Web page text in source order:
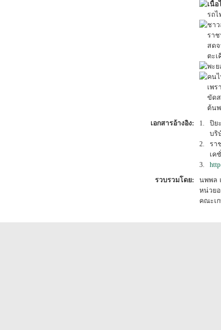
เนื้อ
รถ
ชา
รา
สด
ตะเ
พะย
คน
เพ
ขัดส
ต้น
เอกสารอ้างอิง: 1.
ปิย
บริ
2.
รา
เค
3.
รวบรวมโดย:
นพพล
หน่วย
คณะเ